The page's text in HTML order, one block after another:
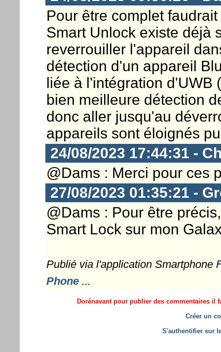
Pour être complet
Smart Unlock existe déjà
reverrouiller l'appareil
détection d'un appareil
liée à l'intégration d'UWB
bien meilleure détection
donc aller jusqu'au
appareils sont éloignés
24/08/2023 17:44:31 -
@Dams : Merci pour ces
27/08/2023 01:35:21 -
@Dams : Pour être
Smart Lock sur mon
Publié via l'application Smartphone
Phone...
Dorénavant pour publier des commentaires il
Créer un
S'authentifier sur